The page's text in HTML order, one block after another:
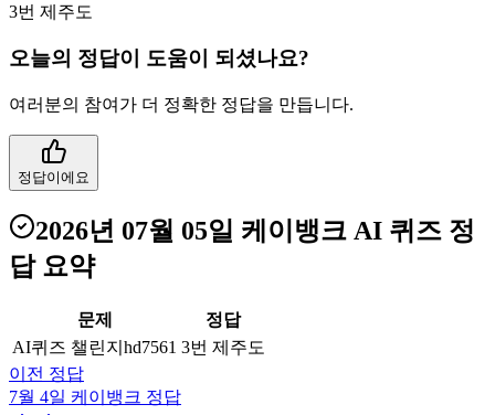
3번 제주도
오늘의 정답이 도움이 되셨나요?
여러분의 참여가 더 정확한 정답을 만듭니다.
정답이에요
2026년 07월 05일 케이뱅크 AI 퀴즈 정
답 요약
문제
정답
AI퀴즈 챌린지hd7561 3번 제주도
이전 정답
7월 4일 케이뱅크 정답